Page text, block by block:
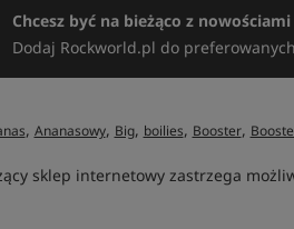
Chcesz być na bieżąco z
Dodaj Rockworld.pl do
, Ananasowy, Big, boilies, Booster,
sklep internetowy zastrzega